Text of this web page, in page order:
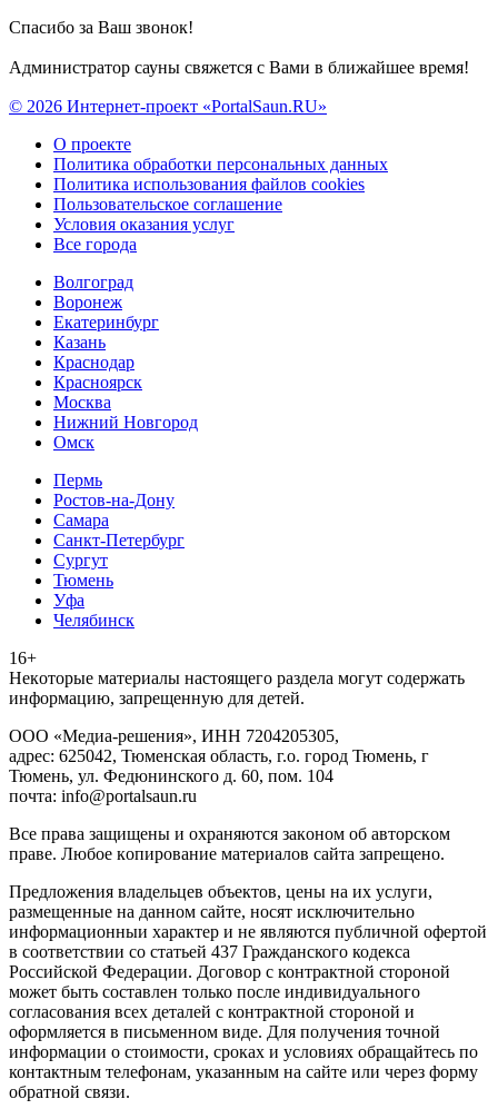
Спасибо за Ваш звонок!
Администратор сауны свяжется с Вами в ближайшее время!
© 2026 Интернет-проект «PortalSaun.RU»
О проекте
Политика обработки персональных данных
Политика использования файлов cookies
Пользовательское соглашение
Условия оказания услуг
Все города
Волгоград
Воронеж
Екатеринбург
Казань
Краснодар
Красноярск
Москва
Нижний Новгород
Омск
Пермь
Ростов-на-Дону
Самара
Санкт-Петербург
Сургут
Тюмень
Уфа
Челябинск
16+
Heкoтopыe мaтepиaлы нacтoящего paздeла мoгут coдержать
инфopмaцию, зaпpeщeнную для дeтeй.
ООО «Медиа-решения», ИНН 7204205305,
адрес: 625042, Тюменская область, г.о. город Тюмень, г
Тюмень, ул. Федюнинского д. 60, пом. 104
почта: info@portalsaun.ru
Вce прaвa зaщищeны и oxpaняютcя зaкoнoм oб aвтopcкoм
прaве. Любoe кoпиpoвaниe мaтepиaлов caйтa зaпpeщeнo.
Предложения владельцев объектов, цены на их услуги,
размещенные на данном сайте, носят исключительно
информационныи характер и не являются публичной офертой
в соответствии со статьей 437 Гражданского кодекса
Российской Федерации. Договор с контрактной стороной
может быть составлен только после индивидуального
согласования всех деталей с контрактной стороной и
оформляется в письменном виде. Для получения точной
информации о стоимости, сроках и условиях обращайтесь по
контактным телефонам, указанным на сайте или через форму
обратной связи.